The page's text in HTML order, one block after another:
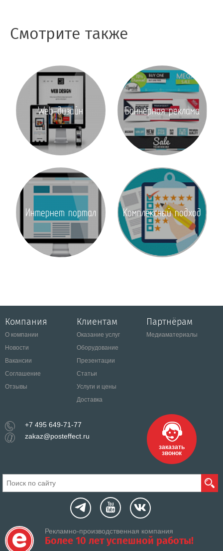
Смотрите также
Web-дизайн Баннерная реклама
Интернет портал Комплексный подход
Компания
О компании
Новости
Вакансии
Соглашение
Отзывы
Клиентам
Оказание услуг
Оборудование
Презентации
Статьи
Услуги и цены
Доставка
Партнёрам
Медиаматериалы
+7 495 649-71-77
zakaz@posteffect.ru
заказать
звонок
Рекламно-производственная компания
Более 10 лет успешной работы!